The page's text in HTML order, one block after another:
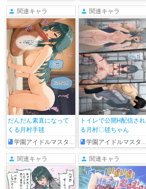
関連キャラ
だんだん素直になって
くる月村手毬
学園アイドルマスター
関連キャラ
トイレで公開H配信され
る月村〇毬ちゃん
学園アイドルマスター
関連キャラ 関連キャラ